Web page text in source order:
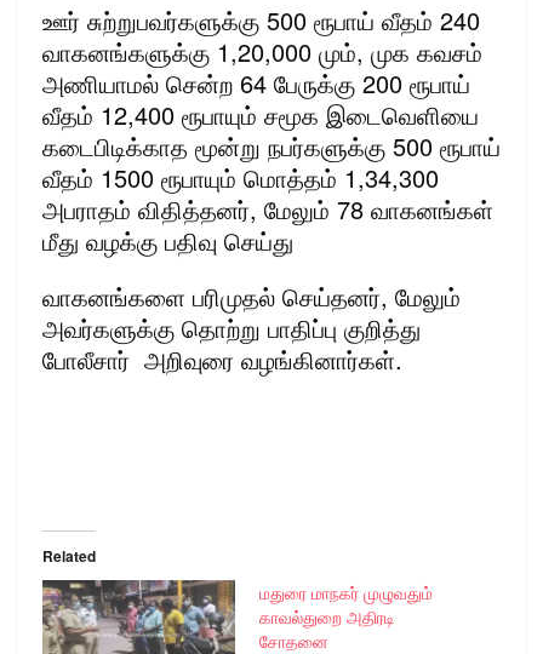
ஊர் சுற்றுபவர்களுக்கு 500 ரூபாய் வீதம் 240
வாகனங்களுக்கு 1,20,000 மும், முக கவசம்
அணியாமல் சென்ற 64 பேருக்கு 200 ரூபாய்
வீதம் 12,400 ரூபாயும் சமூக இடைவெளியை
கடைபிடிக்காத மூன்று நபர்களுக்கு 500 ரூபாய்
வீதம் 1500 ரூபாயும் மொத்தம் 1,34,300
அபராதம் விதித்தனர், மேலும் 78 வாகனங்கள்
மீது வழக்கு பதிவு செய்து
வாகனங்களை பரிமுதல் செய்தனர், மேலும்
அவர்களுக்கு தொற்று பாதிப்பு குறித்து
போலீசார் அறிவுரை வழங்கினார்கள்.
Related
மதுரை மாநகர் முழுவதும்
காவல்துறை அதிரடி
சோதனை